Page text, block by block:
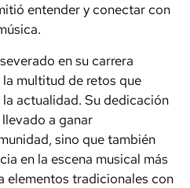
entender y conectar con
en su carrera
multitud de retos que
actualidad. Su dedicación
a ganar
sino que también
en la escena musical más
elementos tradicionales con